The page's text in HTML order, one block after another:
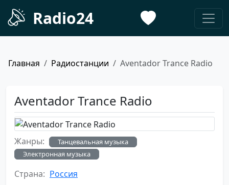
Radio24
Главная Радиостанции Aventador Trance Radio
Aventador Trance Radio
Жанры:
Танцевальная музыка
Электронная музыка
Страна: Россия